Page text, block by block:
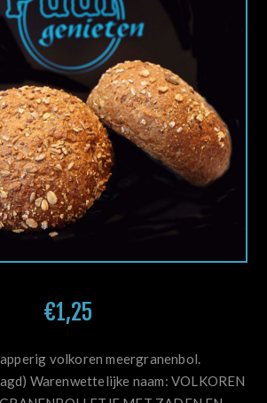
€1,25
volkoren meergranenbol.
Warenwettelijke naam: VOLKOREN